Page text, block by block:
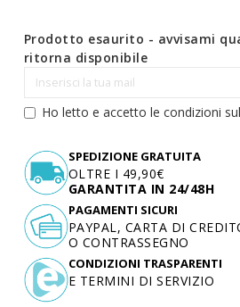
Prodotto esaurito - avvisami
ritorna disponibile
Ho letto e accetto le condizioni
SPEDIZIONE GRATUITA
OLTRE I 49,90€
GARANTITA IN 24/48H
PAGAMENTI SICURI
PAYPAL, CARTA DI
O CONTRASSEGNO
CONDIZIONI TRASPARENTI
E TERMINI DI SERVIZIO